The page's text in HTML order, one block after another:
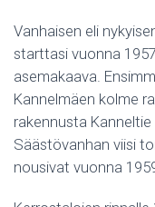
Vanhaisen eli
starttasi vuonna
asemakaava.
Kannelmäen kolme
rakennusta
Säästövanhan viisi
nousivat vuonna